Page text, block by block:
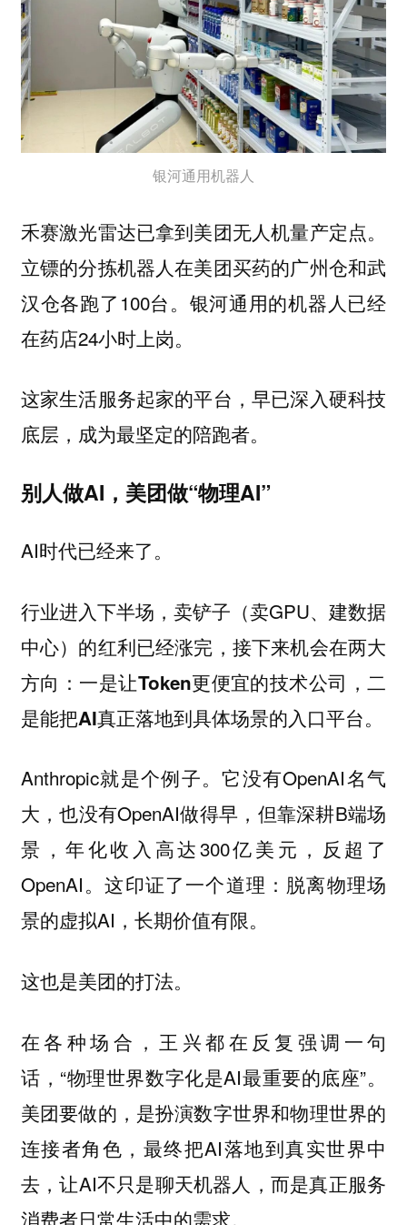
银河通用机器人
禾赛激光雷达已拿到美团无人机量产定点。
立镖的分拣机器人在美团买药的广州仓和武
汉仓各跑了100台。银河通用的机器人已经
在药店24小时上岗。
这家生活服务起家的平台，早已深入硬科技
底层，成为最坚定的陪跑者。
别人做AI，美团做“物理AI”
AI时代已经来了。
行业进入下半场，卖铲子（卖GPU、建数据
中心）的红利已经涨完，接下来机会在两大
方向： 一是让Token更便宜的技术公司，二
是能把AI真正落地到具体场景的入口平台。
Anthropic就是个例子。它没有OpenAI名气
大，也没有OpenAI做得早，但靠深耕B端场
景，年化收入高达300亿美元，反超了
OpenAI。这印证了一个道理：脱离物理场
景的虚拟AI，长期价值有限。
这也是美团的打法。
在各种场合，王兴都在反复强调一句
话，“物理世界数字化是AI最重要的底座”。
美团要做的，是扮演数字世界和物理世界的
连接者角色，最终把AI落地到真实世界中
去，让AI不只是聊天机器人，而是真正服务
消费者日常生活中的需求。